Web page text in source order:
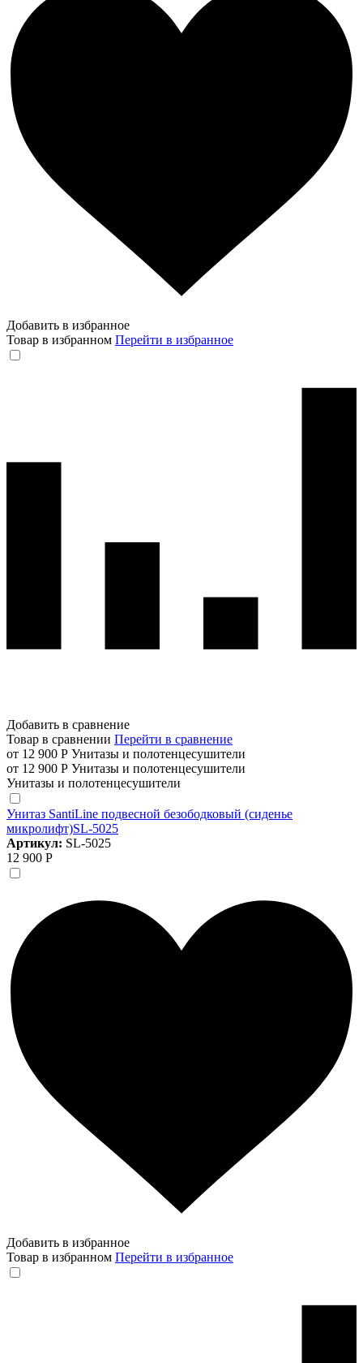
Добавить в избранное
Товар в избранном Перейти в избранное
Добавить в сравнение
Товар в сравнении Перейти в сравнение
от 12 900 Р Унитазы и полотенцесушители
от 12 900 Р Унитазы и полотенцесушители
Унитазы и полотенцесушители
Унитаз SantiLine подвесной безободковый (сиденье
микролифт)SL-5025
Артикул: SL-5025
12 900 Р
Добавить в избранное
Товар в избранном Перейти в избранное